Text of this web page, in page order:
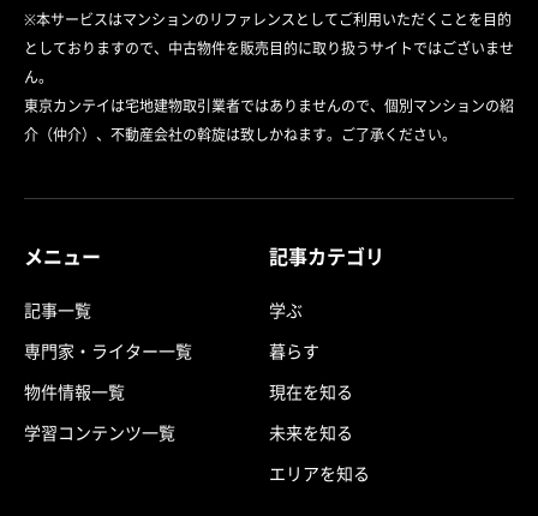
※本サービスはマンションのリファレンスとしてご利用いただくことを目的
としておりますので、中古物件を販売目的に取り扱うサイトではございませ
ん。
東京カンテイは宅地建物取引業者ではありませんので、個別マンションの紹
介（仲介）、不動産会社の斡旋は致しかねます。ご了承ください。
メニュー
記事一覧
専門家・ライター一覧
物件情報一覧
学習コンテンツ一覧
記事カテゴリ
学ぶ
暮らす
現在を知る
未来を知る
エリアを知る